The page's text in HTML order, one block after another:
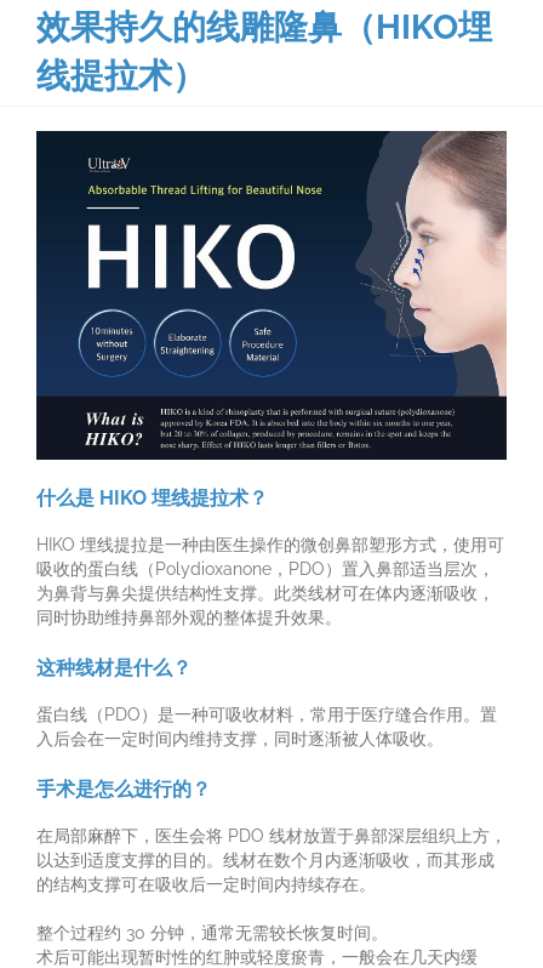
效果持久的线雕隆鼻（HIKO埋
线提拉术）
什么是 HIKO 埋线提拉术？
HIKO 埋线提拉是一种由医生操作的微创鼻部塑形方式，使用可
吸收的蛋白线（Polydioxanone，PDO）置入鼻部适当层次，
为鼻背与鼻尖提供结构性支撑。此类线材可在体内逐渐吸收，
同时协助维持鼻部外观的整体提升效果。
这种线材是什么？
蛋白线（PDO）是一种可吸收材料，常用于医疗缝合作用。置
入后会在一定时间内维持支撑，同时逐渐被人体吸收。
手术是怎么进行的？
在局部麻醉下，医生会将 PDO 线材放置于鼻部深层组织上方，
以达到适度支撑的目的。线材在数个月内逐渐吸收，而其形成
的结构支撑可在吸收后一定时间内持续存在。
整个过程约 30 分钟，通常无需较长恢复时间。
术后可能出现暂时性的红肿或轻度瘀青，一般会在几天内缓